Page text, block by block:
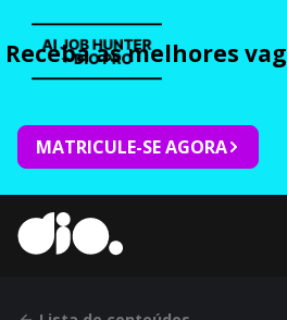
Receba as melhores
MATRICULE-SE AGORA